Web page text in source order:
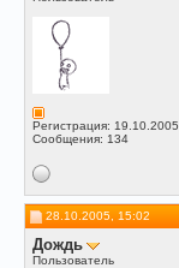
Регистрация: 19.10.2005
Сообщения: 134
28.10.2005, 15:02
Дождь
Пользователь